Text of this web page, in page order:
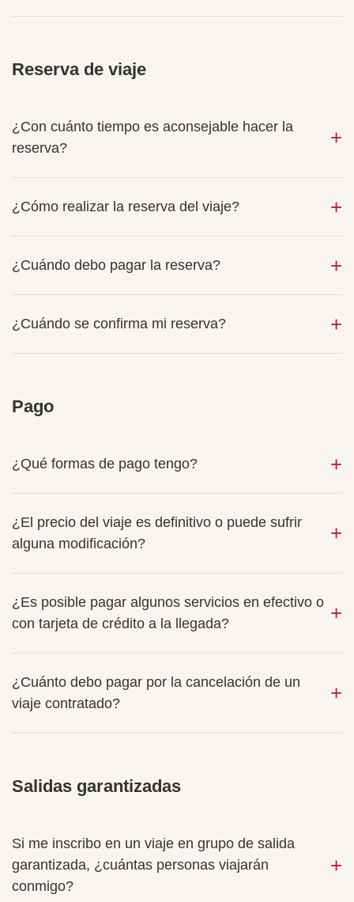
Reserva de viaje
¿Con cuánto tiempo es aconsejable hacer la
reserva?
¿Cómo realizar la reserva del viaje?
¿Cuándo debo pagar la reserva?
¿Cuándo se confirma mi reserva?
Pago
¿Qué formas de pago tengo?
¿El precio del viaje es definitivo o puede sufrir
alguna modificación?
¿Es posible pagar algunos servicios en efectivo o
con tarjeta de crédito a la llegada?
¿Cuánto debo pagar por la cancelación de un
viaje contratado?
Salidas garantizadas
Si me inscribo en un viaje en grupo de salida
garantizada, ¿cuántas personas viajarán
conmigo?